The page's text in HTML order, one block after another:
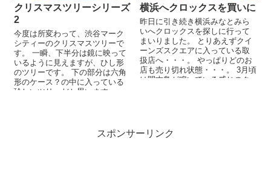
クリスマスツリーシリーズ
2
今度は所変わって、渋谷マーク
シティーのクリスマスツリーで
す。 一瞬、下半分は鏡に映って
いるように見えますが、ひし形
のツリーです。 下の部分は六角
形のケース？の中に入っている
珍しいツリーだと思います。
横浜へクロックスを買いに
昨日に引き続き横浜みなとみら
いへクロックスを探しに行って
まいりました。 とりあえずクイ
ーンズスクエアに入っている取
扱店へ・・・。 やっぱりどのお
店も売り切れ状態・・・。 3月頃
は閑古鳥が鳴いている感じのク
スポンサーリンク